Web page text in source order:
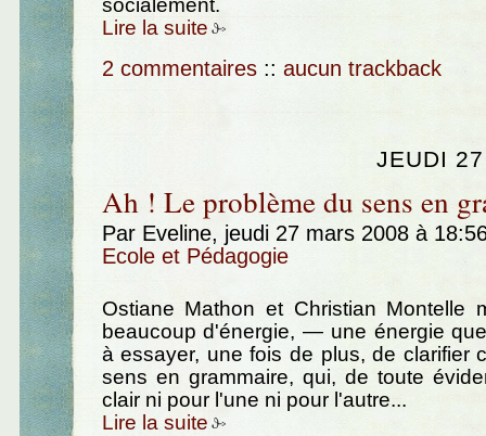
socialement.
Lire la suite
2 commentaires :: aucun trackback
JEUDI
Ah ! Le problème du sens en
Par Eveline, jeudi 27 mars 2008 à
Ecole et Pédagogie
Ostiane Mathon et Christian Montelle
beaucoup d'énergie, — une énergie
à essayer, une fois de plus, de clarifier
sens en grammaire, qui, de toute
clair ni pour l'une ni pour l'autre...
Lire la suite